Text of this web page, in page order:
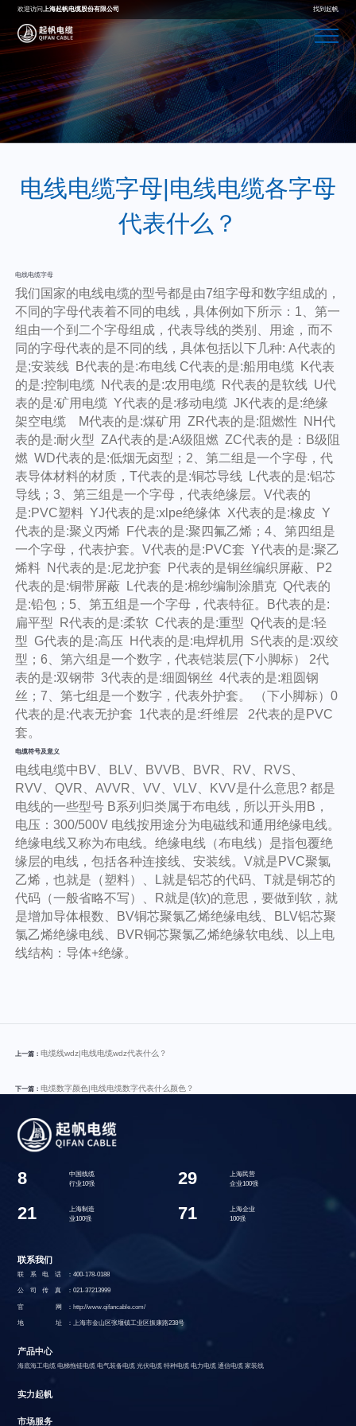
欢迎访问上海起帆电缆股份有限公司 找到起帆
电线电缆字母|电线电缆各字母
代表什么？
电线电缆字母
我们国家的电线电缆的型号都是由7组字母和数字组成的，
不同的字母代表着不同的电线，具体例如下所示：1、第一
组由一个到二个字母组成，代表导线的类别、用途，而不
同的字母代表的是不同的线，具体包括以下几种: A代表的
是;安装线 B代表的是:布电线 C代表的是:船用电缆 K代表
的是:控制电缆 N代表的是:农用电缆 R代表的是软线 U代
表的是:矿用电缆 Y代表的是:移动电缆 JK代表的是:绝缘
架空电缆 M代表的是:煤矿用 ZR代表的是:阻燃性 NH代
表的是:耐火型 ZA代表的是:A级阻燃 ZC代表的是：B级阻
燃 WD代表的是:低烟无卤型；2、第二组是一个字母，代
表导体材料的材质，T代表的是:铜芯导线 L代表的是:铝芯
导线；3、第三组是一个字母，代表绝缘层。V代表的
是:PVC塑料 YJ代表的是:xlpe绝缘体 X代表的是:橡皮 Y
代表的是:聚义丙烯 F代表的是:聚四氟乙烯；4、第四组是
一个字母，代表护套。V代表的是:PVC套 Y代表的是:聚乙
烯料 N代表的是:尼龙护套 P代表的是铜丝编织屏蔽、P2
代表的是:铜带屏蔽 L代表的是:棉纱编制涂腊克 Q代表的
是:铅包；5、第五组是一个字母，代表特征。B代表的是:
扁平型 R代表的是:柔软 C代表的是:重型 Q代表的是:轻
型 G代表的是:高压 H代表的是:电焊机用 S代表的是:双绞
型；6、第六组是一个数字，代表铠装层(下小脚标） 2代
表的是:双钢带 3代表的是:细圆钢丝 4代表的是:粗圆钢
丝；7、第七组是一个数字，代表外护套。 （下小脚标）0
代表的是:代表无护套 1代表的是:纤维层 2代表的是PVC
套。
电缆符号及意义
电线电缆中BV、BLV、BVVB、BVR、RV、RVS、
RVV、QVR、AVVR、VV、VLV、KVV是什么意思? 都是
电线的一些型号 B系列归类属于布电线，所以开头用B，
电压：300/500V 电线按用途分为电磁线和通用绝缘电线。
绝缘电线又称为布电线。绝缘电线（布电线）是指包覆绝
缘层的电线，包括各种连接线、安装线。V就是PVC聚氯
乙烯，也就是（塑料）、L就是铝芯的代码、T就是铜芯的
代码（一般省略不写）、R就是(软)的意思，要做到软，就
是增加导体根数、BV铜芯聚氯乙烯绝缘电线、BLV铝芯聚
氯乙烯绝缘电线、BVR铜芯聚氯乙烯绝缘软电线、以上电
线结构：导体+绝缘。
上一篇： 电缆线wdz|电线电缆wdz代表什么？
下一篇： 电缆数字颜色|电线电缆数字代表什么颜色？
8
中国线缆
行业10强
29
上海民营
企业100强
21
上海制造
业100强
71
上海企业
100强
联系我们
联系电话：400-178-0188
公司传真：021-37213999
官 网：http://www.qifancable.com/
地 址：上海市金山区张堰镇工业区振康路238号
产品中心
海底海工电缆 电梯拖链电缆 电气装备电缆 光伏电缆 特种电缆 电力电缆 通信电缆 家装线
实力起帆
市场服务